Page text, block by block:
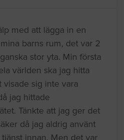
med att lägga in en
barns rum, det var 2
stor yta. Min första
världen ska jag hitta
visade sig inte vara
jag hittade
Tänkte att jag ger det
då jag aldrig använt
innan. Men det var